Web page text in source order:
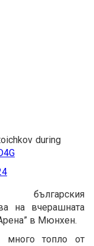
during
на вчерашната
в Мюнхен.
много топло от